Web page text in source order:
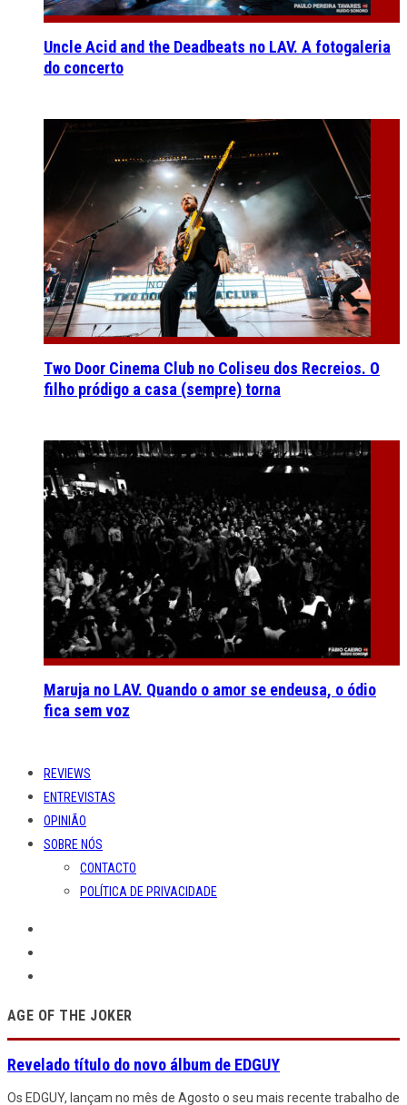
Uncle Acid and the Deadbeats no LAV. A fotogaleria
do concerto
Two Door Cinema Club no Coliseu dos Recreios. O
filho pródigo a casa (sempre) torna
Maruja no LAV. Quando o amor se endeusa, o ódio
fica sem voz
REVIEWS
ENTREVISTAS
OPINIÃO
SOBRE NÓS
CONTACTO
POLÍTICA DE PRIVACIDADE
AGE OF THE JOKER
Revelado título do novo álbum de EDGUY
Os EDGUY, lançam no mês de Agosto o seu mais recente trabalho de